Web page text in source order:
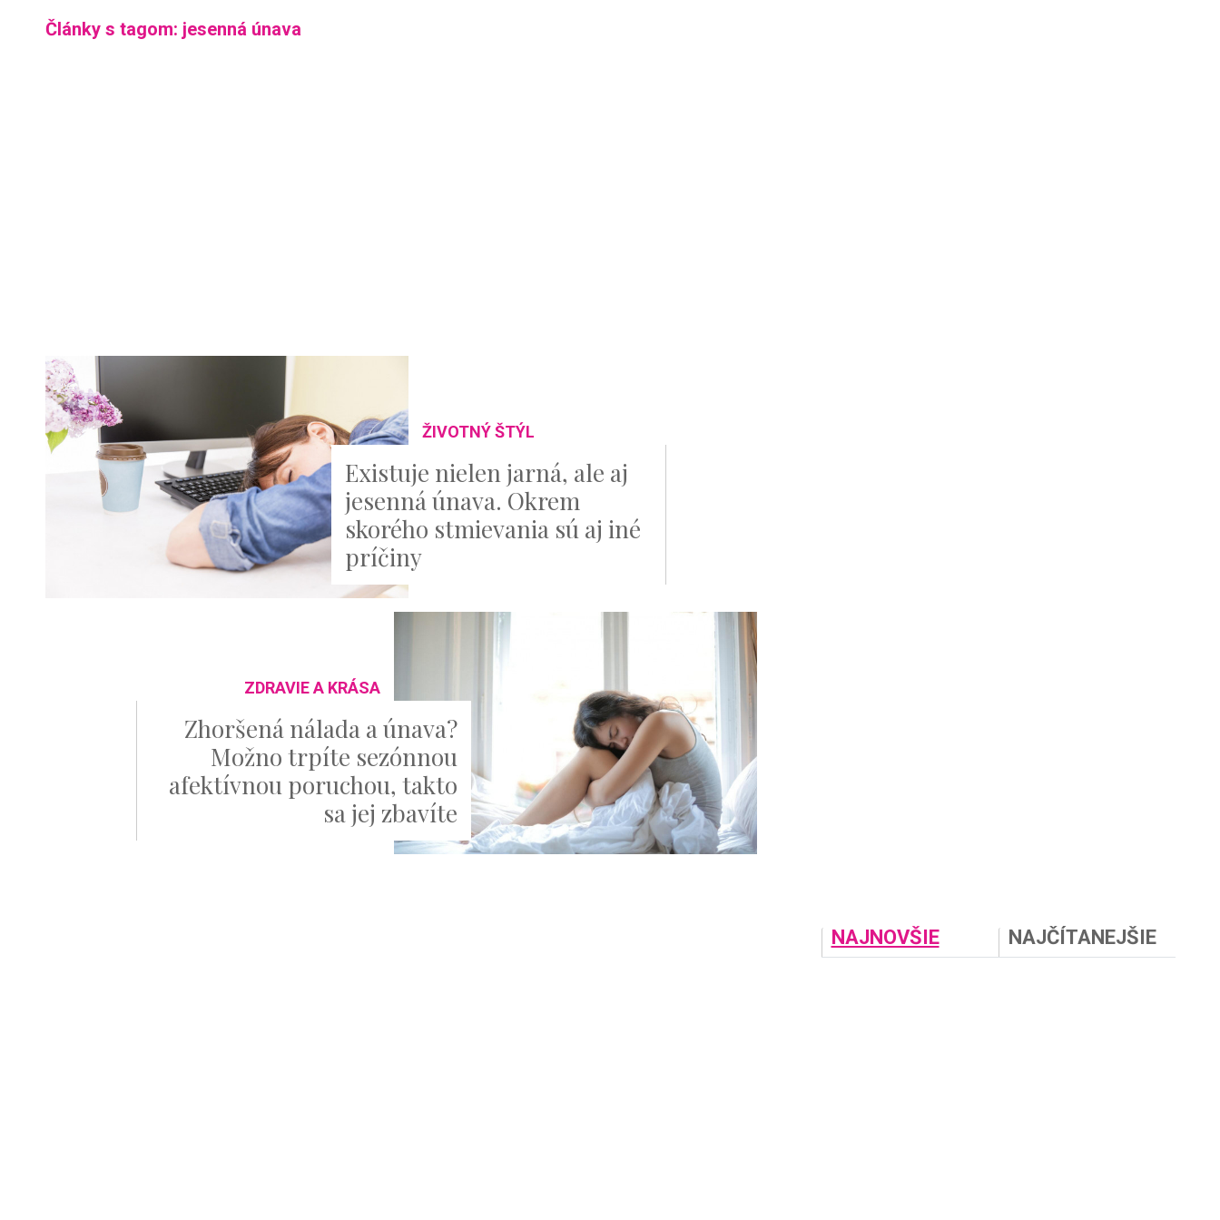
Články s tagom: jesenná únava
ŽIVOTNÝ ŠTÝL
Existuje nielen jarná, ale aj
jesenná únava. Okrem
skorého stmievania sú aj iné
príčiny
ZDRAVIE A KRÁSA
Zhoršená nálada a únava?
Možno trpíte sezónnou
afektívnou poruchou, takto
sa jej zbavíte
NAJNOVŠIE NAJČÍTANEJŠIE